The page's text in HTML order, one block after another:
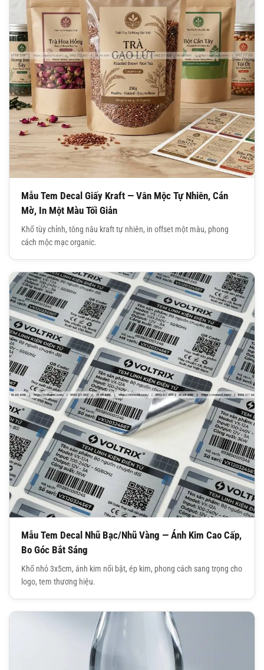
Mẫu Tem Decal Giấy Kraft — Vân Mộc Tự Nhiên, Cán
Mờ, In Một Màu Tối Giản
Khổ tùy chỉnh, tông nâu kraft tự nhiên, in offset một màu, phong
cách mộc mạc organic.
Mẫu Tem Decal Nhũ Bạc/Nhũ Vàng — Ánh Kim Cao Cấp,
Bo Góc Bắt Sáng
Khổ nhỏ 3x5cm, ánh kim nổi bật, ép kim, phong cách sang trọng cho
logo, tem thương hiệu.